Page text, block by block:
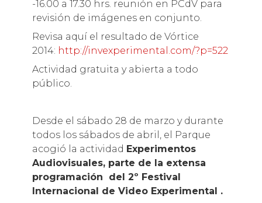
-16.00 a 17.30 hrs. reunión en PCdV para
revisión de imágenes en conjunto.
Revisa aquí el resultado de Vórtice
2014: http://invexperimental.com/?p=522
Actividad gratuita y abierta a todo
público.
Desde el sábado 28 de marzo y durante
todos los sábados de abril, el Parque
acogió la actividad Experimentos
Audiovisuales, parte de la extensa
programación del 2º Festival
Internacional de Video Experimental .